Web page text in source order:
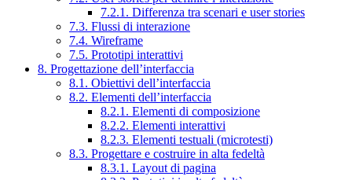
7.2.1. Differenza tra scenari e user stories
7.3. Flussi di interazione
7.4. Wireframe
7.5. Prototipi interattivi
8. Progettazione dell’interfaccia
8.1. Obiettivi dell’interfaccia
8.2. Elementi dell’interfaccia
8.2.1. Elementi di composizione
8.2.2. Elementi interattivi
8.2.3. Elementi testuali (microtesti)
8.3. Progettare e costruire in alta fedeltà
8.3.1. Layout di pagina